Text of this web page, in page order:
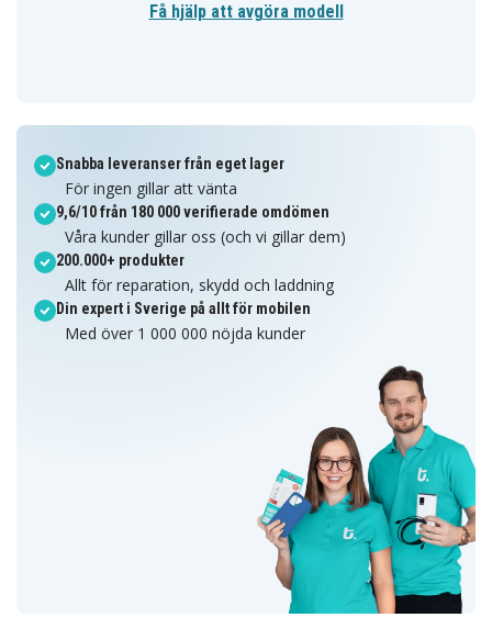
Få hjälp att avgöra modell
Snabba leveranser från eget lager
För ingen gillar att vänta
9,6/10 från 180 000 verifierade omdömen
Våra kunder gillar oss (och vi gillar dem)
200.000+ produkter
Allt för reparation, skydd och laddning
Din expert i Sverige på allt för mobilen
Med över 1 000 000 nöjda kunder